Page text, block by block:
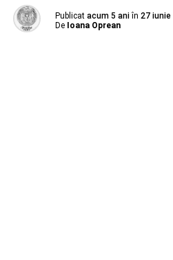
Publicat acum 5 ani în 27 iunie
De Ioana Oprean